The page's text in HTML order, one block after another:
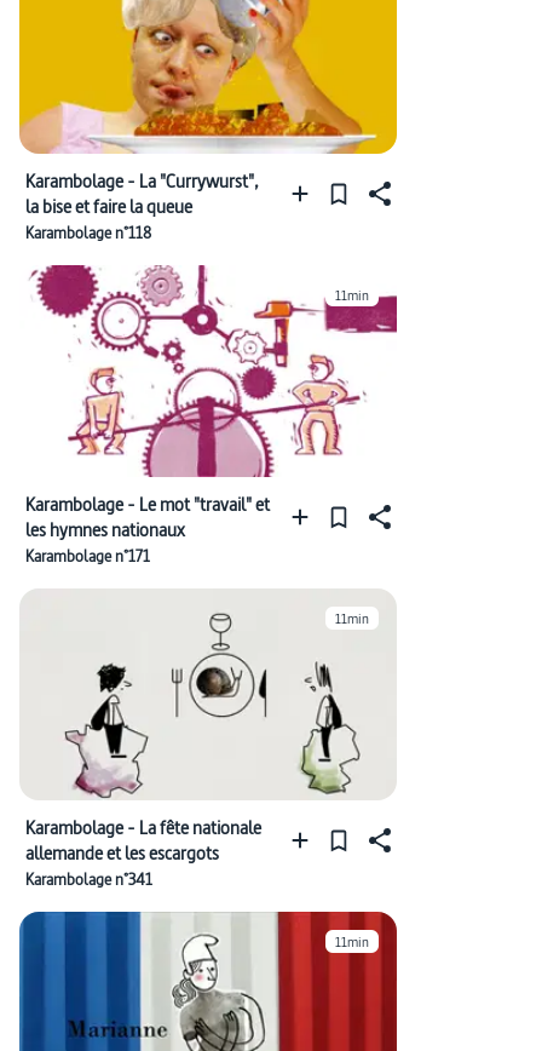
Karambolage - La "Currywurst",
la bise et faire la queue
Karambolage n°118
11min
Karambolage - Le mot "travail" et
les hymnes nationaux
Karambolage n°171
11min
Karambolage - La fête nationale
allemande et les escargots
Karambolage n°341
11min